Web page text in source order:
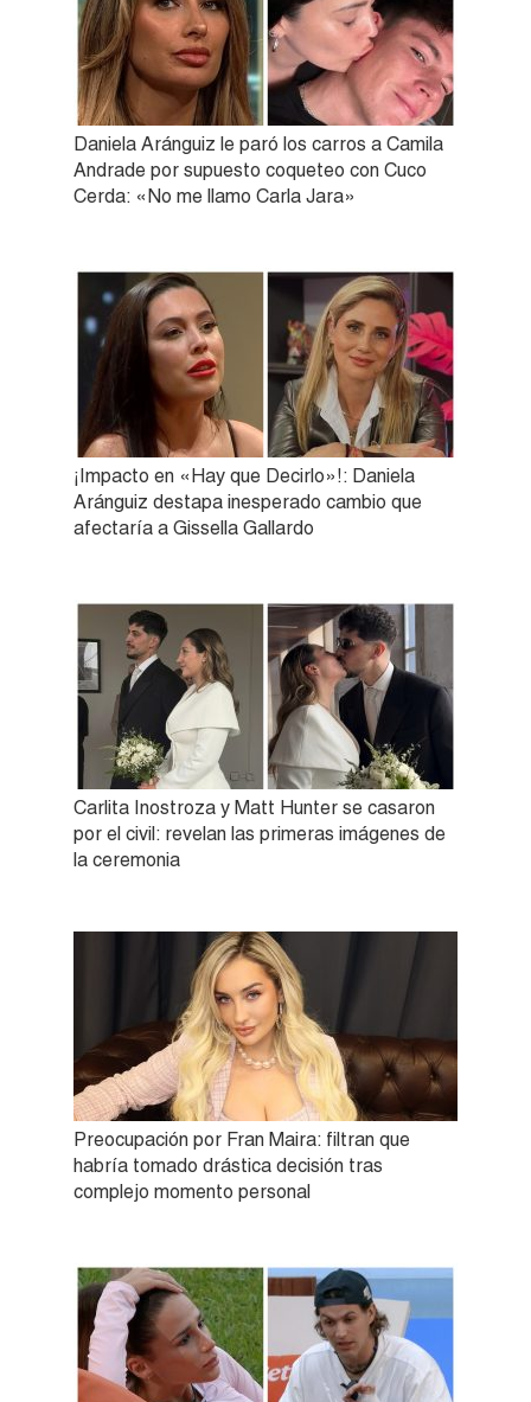
Daniela Aránguiz le paró los carros a Camila
Andrade por supuesto coqueteo con Cuco
Cerda: «No me llamo Carla Jara»
¡Impacto en «Hay que Decirlo»!: Daniela
Aránguiz destapa inesperado cambio que
afectaría a Gissella Gallardo
Carlita Inostroza y Matt Hunter se casaron
por el civil: revelan las primeras imágenes de
la ceremonia
Preocupación por Fran Maira: filtran que
habría tomado drástica decisión tras
complejo momento personal